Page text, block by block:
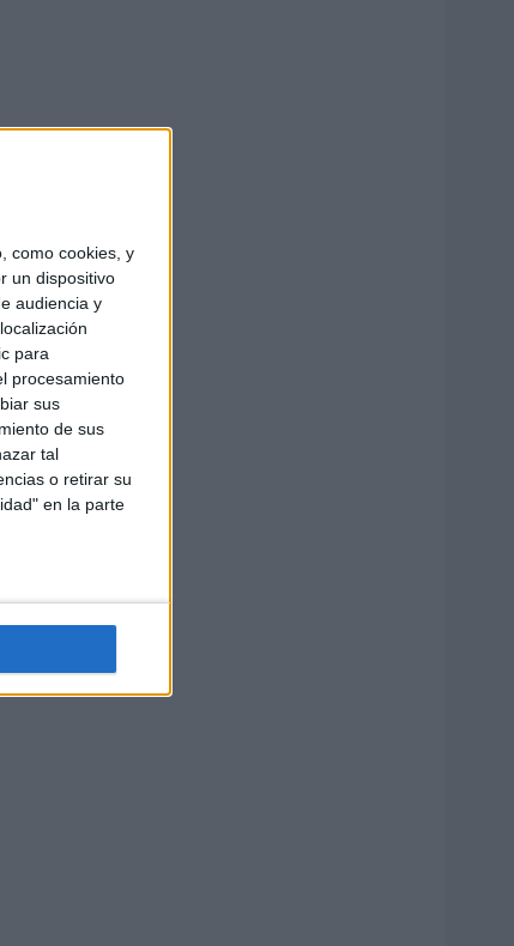
como cookies, y
un dispositivo
audiencia y
para
procesamiento
sus
de sus
tal
o retirar su
en la parte